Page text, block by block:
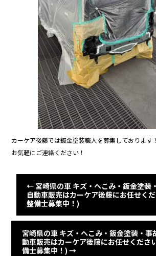
カーケア後藤では鈑金塗装職人を募集しております！
お気軽にご連絡ください！
← 宮崎県の車 キズ・へこみ・鈑金塗装
自動車販売はカーケア後藤にお任せく
整備士募集中！)
宮崎県の車 キズ・へこみ・鈑金塗装・事
動車販売はカーケア後藤にお任せくださ
備士募集中！)→